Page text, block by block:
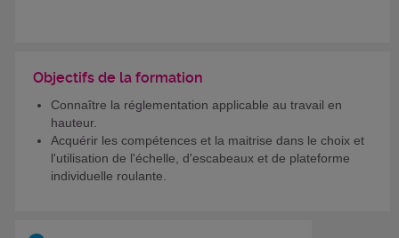
Objectifs de la formation
Connaître la réglementation applicable au travail en
hauteur.
Acquérir les compétences et la maitrise dans le choix et
l'utilisation de l'échelle, d'escabeaux et de plateforme
individuelle roulante.